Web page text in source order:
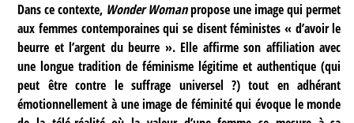
Dans ce contexte, Wonder Womanpropose une image qui permet
aux femmes contemporaines qui se disent féministes « d’avoir le
beurre et l’argent du beurre ». Elle affirme son affiliation avec
une longue tradition de féminisme légitime et authentique (qui
peut être contre le suffrage universel ?) tout en adhérant
émotionnellement à une image de féminité qui évoque le monde